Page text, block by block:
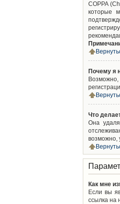
COPPA
которые
Почему я
Что
Она
возможно,
Как мне
Если вы
ссылка на